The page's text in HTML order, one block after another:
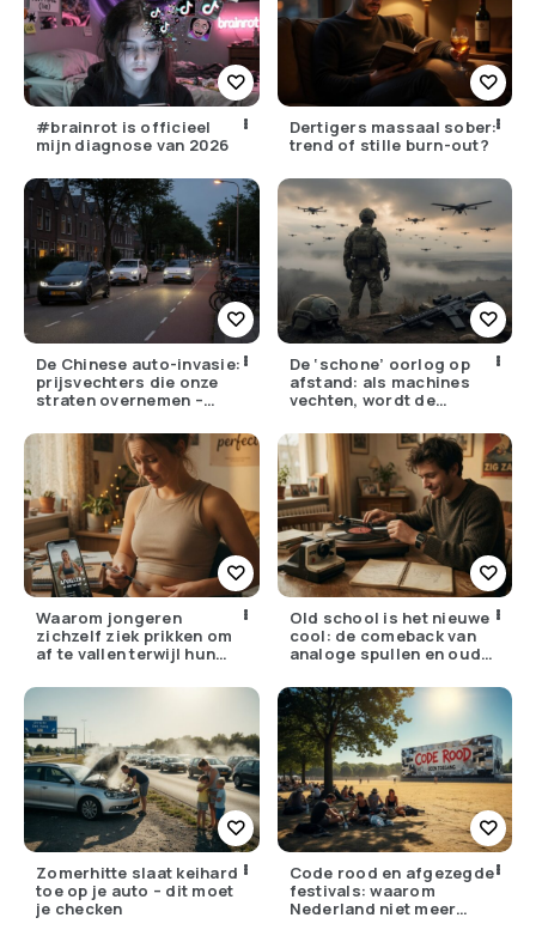
#brainrot is officieel
mijn diagnose van 2026
Dertigers massaal sober:
trend of stille burn-out?
De Chinese auto-invasie:
prijsvechters die onze
straten overnemen –
écht?
De ‘schone’ oorlog op
afstand: als machines
vechten, wordt de
lager
Waarom jongeren
zichzelf ziek prikken om
af te vallen terwijl hun
bellen
Old school is het nieuwe
cool: de comeback van
analoge spullen en oude
Zomerhitte slaat keihard
toe op je auto – dit moet
je checken
Code rood en afgezegde
festivals: waarom
Nederland niet meer